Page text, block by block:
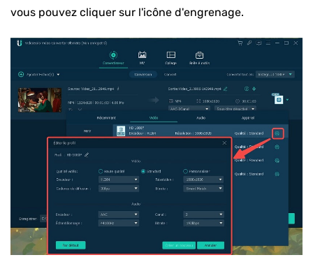
vous pouvez cliquer sur l'icône d'engrenage.